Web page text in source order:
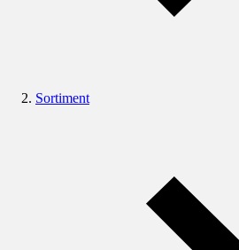
Sortiment